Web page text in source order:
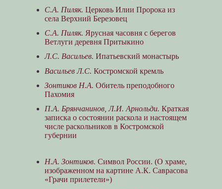
С.А. Пиляк. Церковь Илии Пророка из
села Верхний Березовец
С.А. Пиляк. Ярусная часовня с берегов
Ветлуги деревня Притыкино
Л.С. Васильев. Ипатьевский монастырь
Васильев Л.С. Костромской кремль
Зонтиков Н.А. Обитель преподобного
Пахомия
П.А. Брянчанинов, Л.И. Арнольди. Краткая
записка о состоянии раскола и настоящем
числе раскольников в Костромской
губернии
Н.А. Зонтиков. Символ России. (О храме,
изображенном на картине А.К. Саврасова
«Грачи прилетели»)